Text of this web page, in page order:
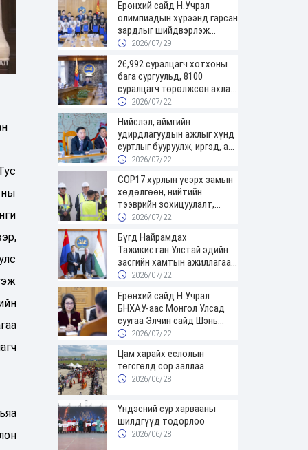
Ерөнхий сайд Н.Учрал
олимпиадын хүрээнд гарсан
зардлыг шийдвэрлэж
өгөхөөр болов
2026/07/29
26,992 суралцагч хотхоны
бага сургуульд, 8100
суралцагч төрөлжсөн ахлах
сургуульд суралцана
2026/07/22
Нийслэл, аймгийн
удирдлагуудын ажлыг хүнд
суртлыг бууруулж, иргэд, аж
ахуйн нэгжийн ачааг хэрхэн
2026/07/22
COP17 хурлын үеэрх замын
хөдөлгөөн, нийтийн
тээврийн зохицуулалт,
сургууль, цэцэрлэг, зах,
ажиллах хуваарийг гаргаж,
иргэдэд мэдээлэхийг үүрэг
болголоо
2026/07/22
Бүгд Найрамдах
Тажикистан Улстай эдийн
засгийн хамтын ажиллагааг
өргөжүүлнэ
2026/07/22
Ерөнхий сайд Н.Учрал
БНХАУ-аас Монгол Улсад
суугаа Элчин сайд Шэнь
Миньжюанийг хүлээн авч
2026/07/22
Цам харайх ёслолын
төгсгөлд сор заллаа
2026/06/28
Үндэсний сур харвааны
шилдгүүд тодорлоо
2026/06/28